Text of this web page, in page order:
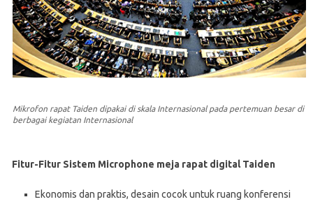
Mikrofon rapat Taiden dipakai di skala Internasional pada pertemuan besar di
berbagai kegiatan Internasional
Fitur-Fitur Sistem Microphone meja rapat digital Taiden
Ekonomis dan praktis, desain cocok untuk ruang konferensi